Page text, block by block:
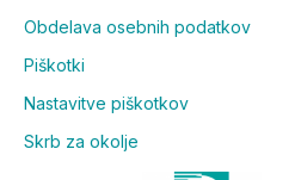
Obdelava osebnih podatkov
Piškotki
Nastavitve piškotkov
Skrb za okolje